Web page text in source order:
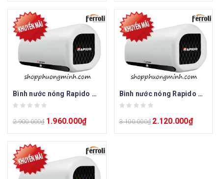
Bình nước nóng Rapido Greta GD 15L
2.900.000₫ 1.960.000₫
Bình nước nóng Rapido Greta GD 20L
3.100.000₫ 2.120.000₫